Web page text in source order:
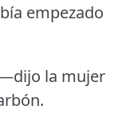
empezado
la mujer